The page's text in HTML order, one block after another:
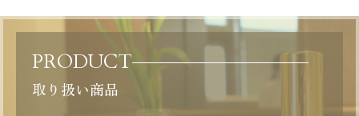
PRODUCT
取り扱い商品